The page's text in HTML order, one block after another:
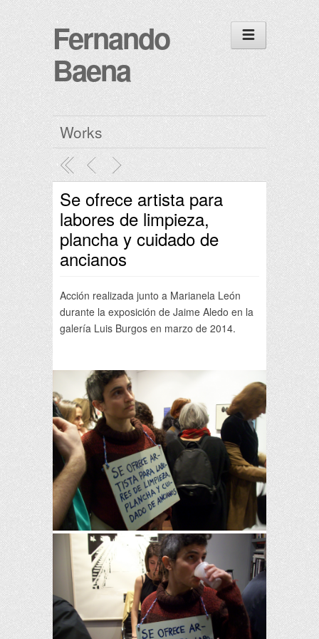
Fernando
Baena
Works
Se ofrece artista para
labores de limpieza,
plancha y cuidado de
ancianos
Acción realizada junto a Marianela León
durante la exposición de Jaime Aledo en la
galería Luis Burgos en marzo de 2014.